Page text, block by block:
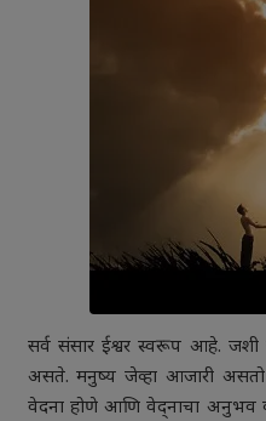
सर्व संसार ईश्वर स्वरूप आहे. जशी
असते. मनुष्य जेव्हा आजारी
वेदना होणे आणि वेद्नाचा अनुभव